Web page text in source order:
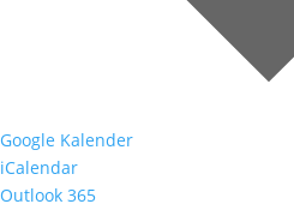
Google Kalender
iCalendar
Outlook 365